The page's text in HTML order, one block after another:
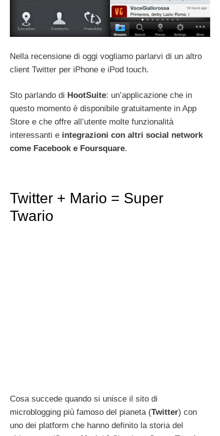
Nella recensione di oggi vogliamo parlarvi di un altro
client Twitter per iPhone e iPod touch.
Sto parlando di HootSuite: un’applicazione che in
questo momento è disponibile gratuitamente in App
Store e che offre all’utente molte funzionalità
interessanti e integrazioni con altri social network
come Facebook e Foursquare.
Twitter + Mario = Super
Twario
Cosa succede quando si unisce il sito di
microblogging più famoso del pianeta (Twitter) con
uno dei platform che hanno definito la storia del